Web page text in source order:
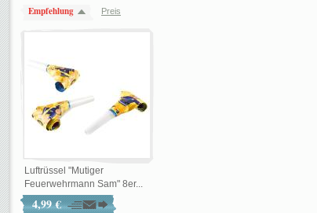
Empfehlung Preis
Luftrüssel "Mutiger
Feuerwehrmann Sam" 8er...
4,99 €